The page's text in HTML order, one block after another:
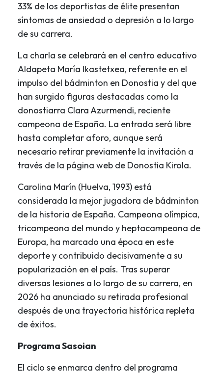
33% de los deportistas de élite presentan
síntomas de ansiedad o depresión a lo largo
de su carrera.
La charla se celebrará en el centro educativo
Aldapeta María Ikastetxea, referente en el
impulso del bádminton en Donostia y del que
han surgido figuras destacadas como la
donostiarra Clara Azurmendi, reciente
campeona de España. La entrada será libre
hasta completar aforo, aunque será
necesario retirar previamente la invitación a
través de la página web de Donostia Kirola.
Carolina Marín (Huelva, 1993) está
considerada la mejor jugadora de bádminton
de la historia de España. Campeona olímpica,
tricampeona del mundo y heptacampeona de
Europa, ha marcado una época en este
deporte y contribuido decisivamente a su
popularización en el país. Tras superar
diversas lesiones a lo largo de su carrera, en
2026 ha anunciado su retirada profesional
después de una trayectoria histórica repleta
de éxitos.
Programa Sasoian
El ciclo se enmarca dentro del programa